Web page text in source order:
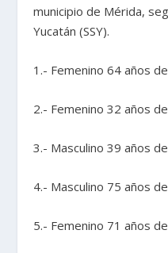
municipio de Mérida,
Yucatán (SSY).
1.- Femenino 64 años
2.- Femenino 32 años
3.- Masculino 39 años
4.- Masculino 75 años
5.- Femenino 71 años